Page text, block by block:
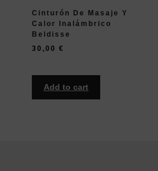
Cinturón De Masaje Y
Calor Inalámbrico
Beldisse
30,00 €
Add to cart